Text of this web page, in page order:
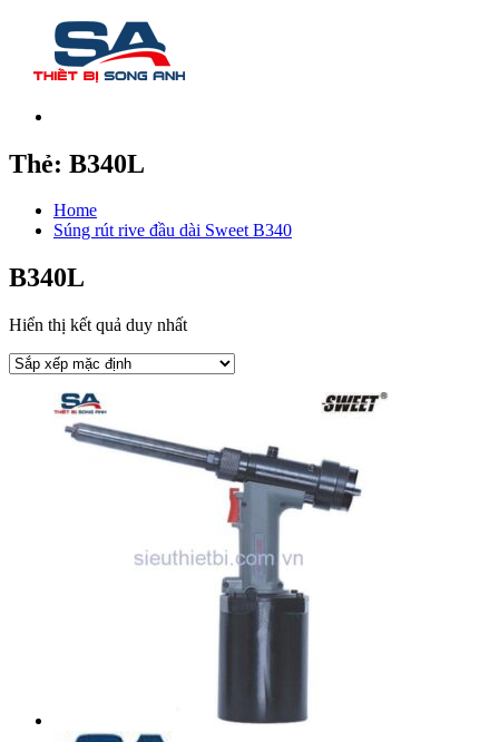
Thẻ: B340L
Home
Súng rút rive đầu dài Sweet B340
B340L
Hiển thị kết quả duy nhất